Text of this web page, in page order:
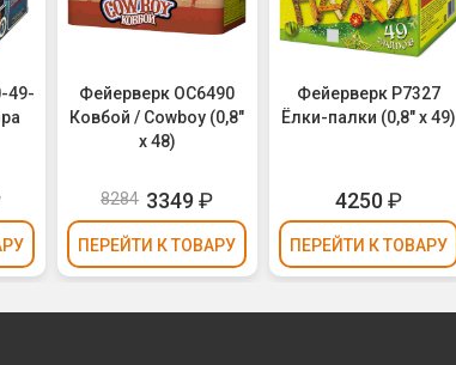
49-
Фейерверк ОС6490
Ковбой / Cowboy (0,8"
х 48)
8284 3349₽
ПЕРЕЙТИ К ТОВАРУ
Фейерверк Р7327
Ёлки-палки (0,8" х 49)
4250₽
ПЕРЕЙТИ К ТОВАРУ